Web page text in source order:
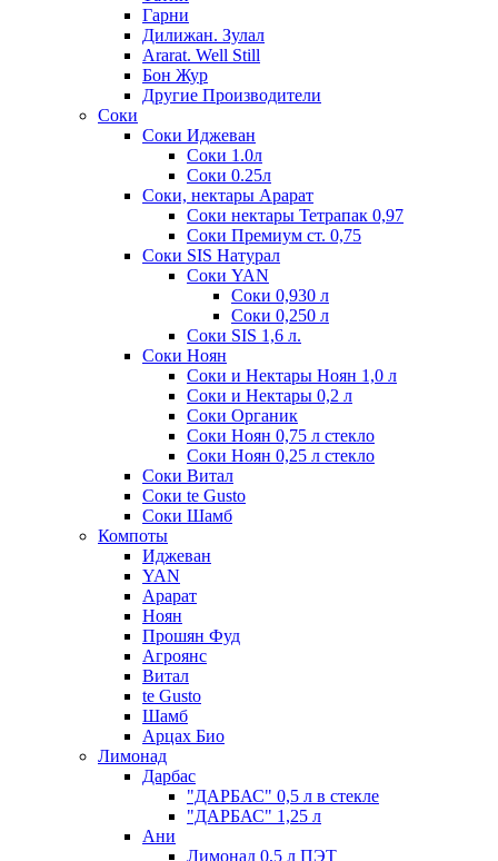
Гарни
Дилижан. Зулал
Ararat. Well Still
Бон Жур
Другие Производители
Соки
Соки Иджеван
Соки 1.0л
Соки 0.25л
Соки, нектары Арарат
Соки нектары Тетрапак 0,97
Соки Премиум ст. 0,75
Соки SIS Натурал
Соки YAN
Соки 0,930 л
Соки 0,250 л
Соки SIS 1,6 л.
Соки Ноян
Соки и Нектары Ноян 1,0 л
Соки и Нектары 0,2 л
Соки Органик
Соки Ноян 0,75 л стекло
Соки Ноян 0,25 л стекло
Соки Витал
Соки te Gusto
Соки Шамб
Компоты
Иджеван
YAN
Арарат
Ноян
Прошян Фуд
Агроянс
Витал
te Gusto
Шамб
Арцах Био
Лимонад
Дарбас
"ДАРБАС" 0,5 л в стекле
"ДАРБАС" 1,25 л
Ани
Лимонад 0,5 л ПЭТ